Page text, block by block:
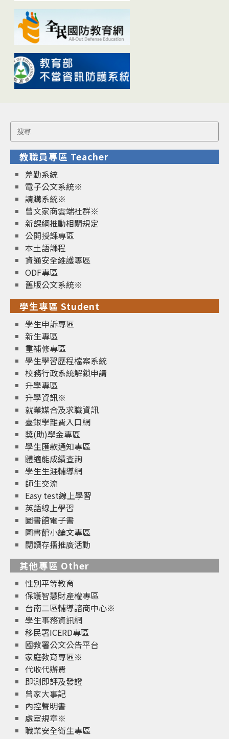
Search
for:
教職員專區 Teacher
差勤系統
電子公文系統※
請購系統※
曾文家商雲端社群※
新課綱推動相關規定
公開授課專區
本土語課程
資通安全維護專區
ODF專區
舊版公文系統※
學生專區 Student
學生申訴專區
新生專區
重補修專區
學生學習歷程檔案系統
校務行政系統解鎖申請
升學專區
升學資訊※
就業媒合及求職資訊
臺銀學雜費入口網
獎(助)學金專區
學生匯款通知專區
體適能成績查詢
學生生涯輔導網
師生交流
Easy test線上學習
英語線上學習
圖書館電子書
圖書館小論文專區
閱讀存摺推廣活動
其他專區 Other
性別平等教育
保護智慧財產權專區
台南二區輔導諮商中心※
學生事務資訊網
移民署ICERD專區
國教署公文公告平台
家庭教育專區※
代收代辦費
即測即評及發證
曾家大事記
內控聲明書
處室規章※
職業安全衛生專區